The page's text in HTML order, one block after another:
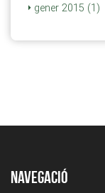
gener 2015 (1)
Navegació